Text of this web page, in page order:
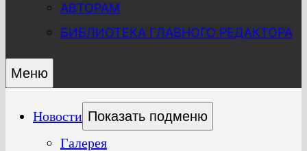
АВТОРАМ
БИБЛИОТЕКА ГЛАВНОГО РЕДАКТОРА
Меню
Новости Показать подменю
Галерея